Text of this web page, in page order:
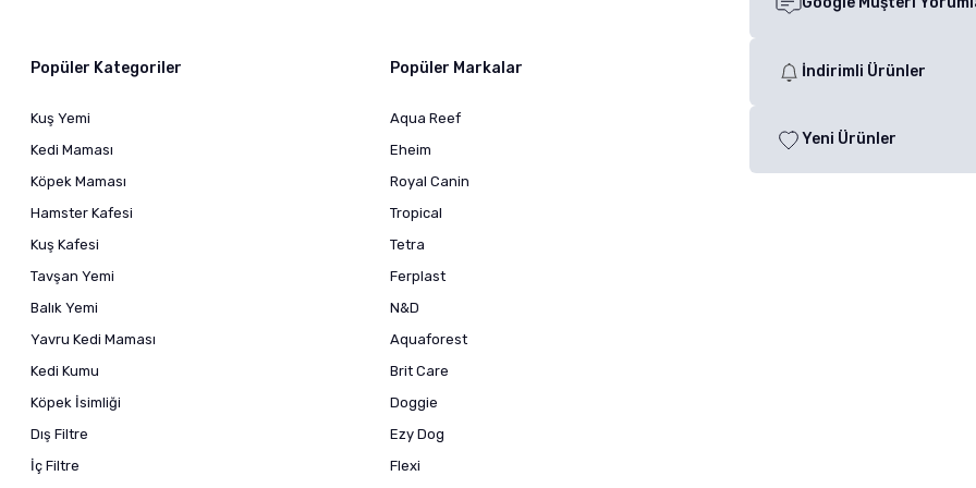
Popüler Kategoriler
Kuş Yemi
Kedi Maması
Köpek Maması
Hamster Kafesi
Kuş Kafesi
Tavşan Yemi
Balık Yemi
Yavru Kedi Maması
Kedi Kumu
Köpek İsimliği
Dış Filtre
İç Filtre
Popüler Markalar
Aqua Reef
Eheim
Royal Canin
Tropical
Tetra
Ferplast
N&D
Aquaforest
Brit Care
Doggie
Ezy Dog
Flexi
İndirimli Ürünler
Yeni Ürünler